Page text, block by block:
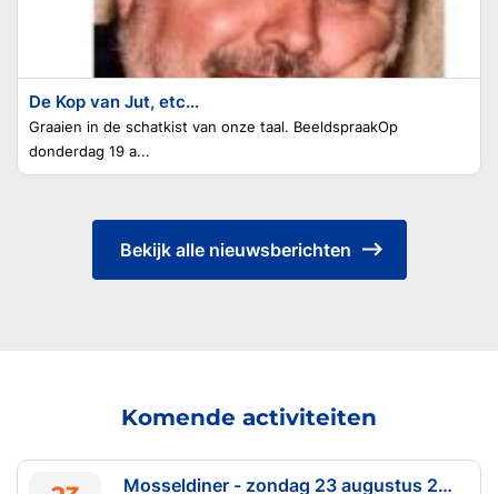
De Kop van Jut, etc...
Graaien in de schatkist van onze taal. BeeldspraakOp
donderdag 19 a...
Bekijk alle nieuwsberichten
Komende activiteiten
Mosseldiner - zondag 23 augustus 2026